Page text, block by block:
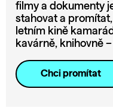
filmy a dokumenty
stahovat a
letním kině
kavárně, knihovně
Chci promítat